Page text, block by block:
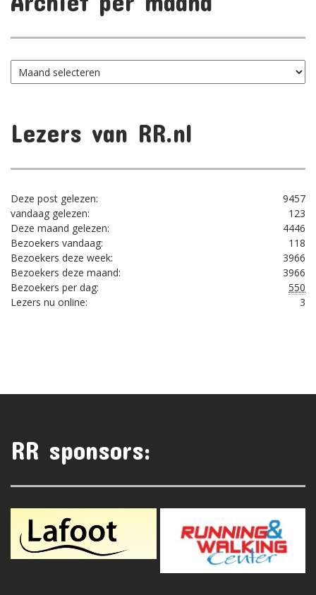
Archief
per
Lezers van RR.nl
9457
Deze post gelezen:
123
vandaag gelezen:
4446
Deze maand gelezen:
118
Bezoekers vandaag:
3966
Bezoekers deze week:
3966
Bezoekers deze maand:
550
Bezoekers per dag:
3
Lezers nu online:
RR sponsors: